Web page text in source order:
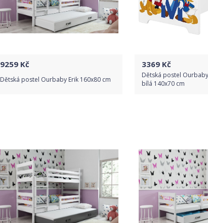
9259 Kč
Dětská postel Ourbaby Erik 160x80 cm
3369 Kč
Dětská postel
bílá 140x70 cm